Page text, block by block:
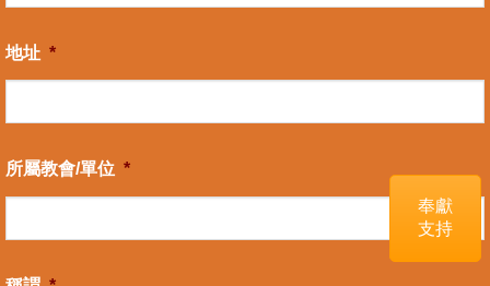
奉獻
支持
地址 *
所屬教會/單位 *